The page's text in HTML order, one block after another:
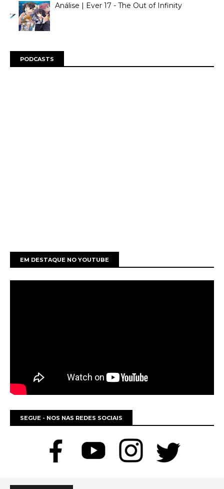
Análise | Ever 17 - The Out of Infinity
PODCASTS
EM DESTAQUE NO YOUTUBE
SEGUE - NOS NAS REDES SOCIAIS